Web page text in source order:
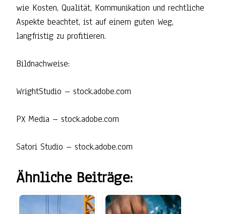
wie Kosten, Qualität, Kommunikation und rechtliche
Aspekte beachtet, ist auf einem guten Weg,
langfristig zu profitieren.
Bildnachweise:
WrightStudio – stock.adobe.com
PX Media – stock.adobe.com
Satori Studio – stock.adobe.com
Ähnliche Beiträge: